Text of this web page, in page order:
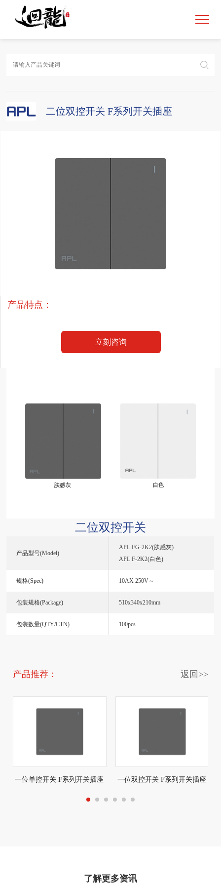
二位双控开关 F系列开关插座
产品特点：
立刻咨询
二位双控开关
产品型号(Model)
APL FG-2K2(肤感灰)
APL F-2K2(白色)
规格(Spec) 10AX 250V～
包装规格(Package) 510x340x210mm
包装数量(QTY/CTN) 100pcs
产品推荐： 返回>>
一位单控开关 F系列开关插座 一位双控开关 F系列开关插座
了解更多资讯